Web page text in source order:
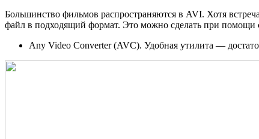
Большинство фильмов распространяются в AVI. Хотя
файл в подходящий формат. Это можно сделать при
Any Video Converter (AVC). Удобная утилита —